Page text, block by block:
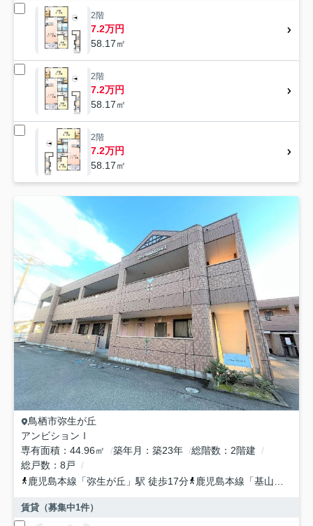
2階
7.2万円
58.17㎡
2階
7.2万円
58.17㎡
2階
7.2万円
58.17㎡
鳥栖市弥生が丘
アンビションⅠ
専有面積
44.96㎡ 築年月 築23年 総階数
2階建
総戸数
8戸
鹿児島本線 「弥生が丘 」駅 徒歩17分 鹿児島本線 「基山」駅 徒
賃貸（募集中1件）